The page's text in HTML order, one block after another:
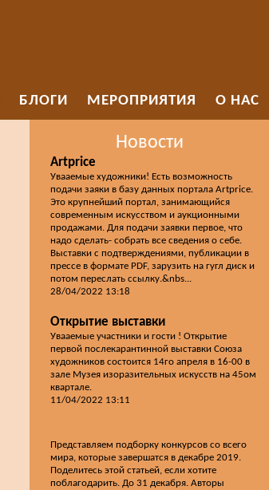
БЛОГИ МЕРОПРИЯТИЯ О НАС
Новости
Artprice
Увааемые художники! Есть возможность
подачи заяки в базу данных портала Artprice.
Это крупнейший портал, занимающийся
современным искусством и аукционными
продажами. Для подачи заявки первое, что
надо сделать- собрать все сведения о себе.
Выставки с подтверждениями, публикации в
прессе в формате PDF, зарузить на гугл диск и
потом переслать ссылку.&nbs...
28/04/2022 13:18
Открытие выставки
Увааемые участники и гости ! Открытие
первой послекарантинной выставки Союза
художников состоится 14го апреля в 16-00 в
зале Музея изоразительных искусств на 45ом
квартале.
11/04/2022 13:11
Представляем подборку конкурсов со всего
мира, которые завершатся в декабре 2019.
Поделитесь этой статьей, если хотите
поблагодарить. До 31 декабря. Авторы